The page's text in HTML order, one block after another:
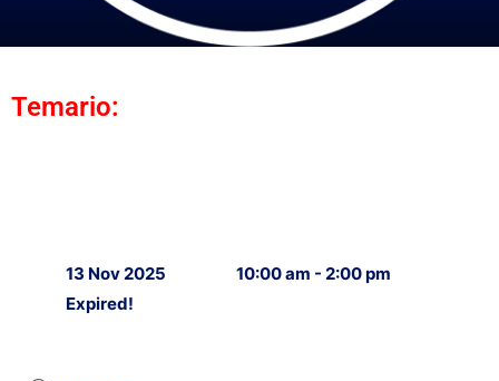
Temario:
13 Nov 2025
Expired!
10:00 am - 2:00 pm